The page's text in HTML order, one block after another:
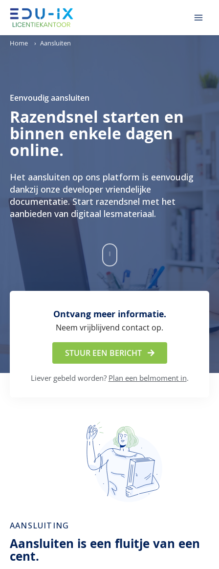
naar
inhoud
Home › Aansluiten
Eenvoudig aansluiten
Razendsnel starten en
binnen enkele dagen
online.
Het aansluiten op ons platform is eenvoudig
dankzij onze developer vriendelijke
documentatie. Start razendsnel met het
aanbieden van digitaal lesmateriaal.
Ontvang meer informatie.
Neem vrijblijvend contact op.
STUUR EEN BERICHT
Liever gebeld worden? Plan een belmoment in.
AANSLUITING
Aansluiten is een fluitje van een
cent.